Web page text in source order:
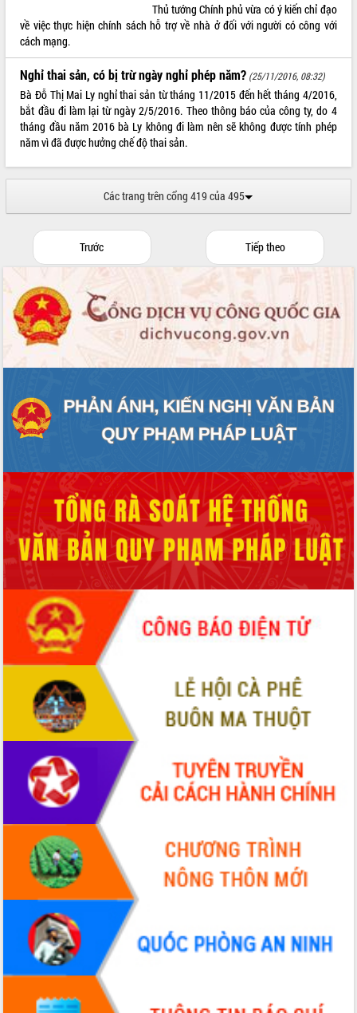
Thủ tướng Chính phủ vừa có ý kiến chỉ đạo
về việc thực hiện chính sách hỗ trợ về nhà ở đối với người có công với
cách mạng.
Nghỉ thai sản, có bị trừ ngày nghỉ phép năm? (25/11/2016, 08:32)
Bà Đỗ Thị Mai Ly nghỉ thai sản từ tháng 11/2015 đến hết tháng 4/2016,
bắt đầu đi làm lại từ ngày 2/5/2016. Theo thông báo của công ty, do 4
tháng đầu năm 2016 bà Ly không đi làm nên sẽ không được tính phép
năm vì đã được hưởng chế độ thai sản.
Các trang trên cổng 419 của 495
Trước Tiếp theo